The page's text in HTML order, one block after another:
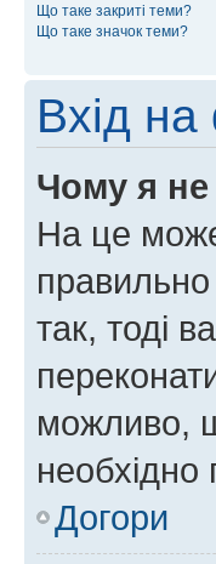
Що таке закриті теми?
Що таке значок теми?
Вхід на
Чому я не
На це
так, тоді
можливо,
Догори